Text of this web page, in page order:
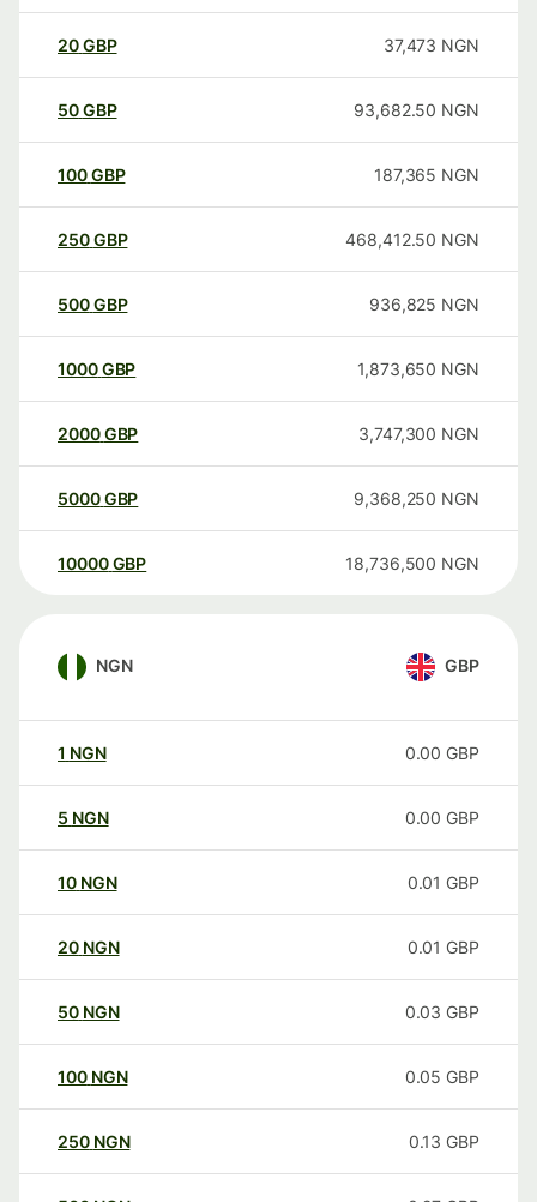
20GBP 37,473 NGN
50GBP 93,682.50 NGN
100GBP 187,365 NGN
250GBP 468,412.50 NGN
500GBP 936,825 NGN
1000GBP 1,873,650 NGN
2000GBP 3,747,300 NGN
5000GBP 9,368,250 NGN
10000 GBP 18,736,500 NGN
NGN GBP
1 NGN 0.00 GBP
5 NGN 0.00 GBP
10 NGN 0.01 GBP
20 NGN 0.01 GBP
50 NGN 0.03 GBP
100 NGN 0.05 GBP
250 NGN 0.13 GBP